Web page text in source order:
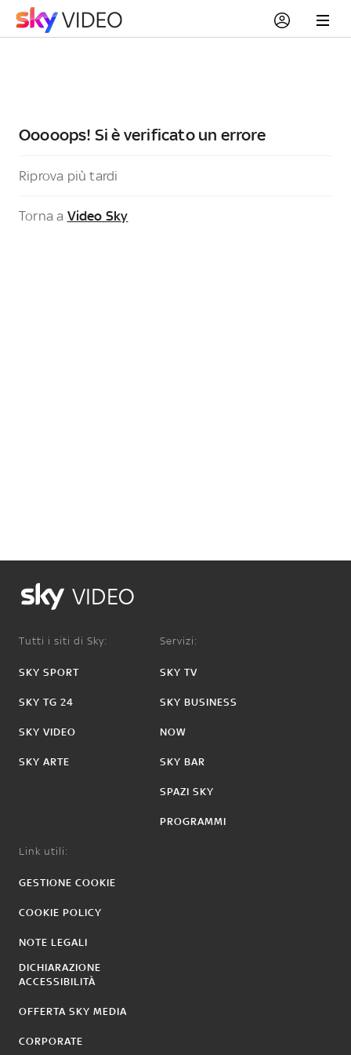
Ooooops! Si è verificato un errore
Riprova più tardi
Torna a Video Sky
VIDEO
Tutti i siti di Sky:
SKY SPORT
SKY TG 24
SKY VIDEO
SKY ARTE
Servizi:
SKY TV
SKY BUSINESS
NOW
SKY BAR
SPAZI SKY
PROGRAMMI
Link utili:
GESTIONE COOKIE
COOKIE POLICY
NOTE LEGALI
DICHIARAZIONE
ACCESSIBILITÀ
OFFERTA SKY MEDIA
CORPORATE